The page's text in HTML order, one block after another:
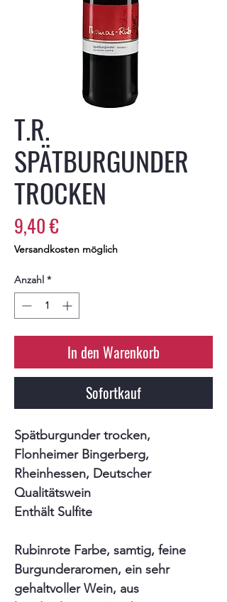
T.R.
SPÄTBURGUNDER
TROCKEN
9,40 €Preis
Versandkosten möglich
Anzahl *
In den Warenkorb
Sofortkauf
Spätburgunder trocken,
Flonheimer Bingerberg,
Rheinhessen, Deutscher
Qualitätswein
Enthält Sulfite
Rubinrote Farbe, samtig, feine
Burgunderaromen, ein sehr
gehaltvoller Wein, aus